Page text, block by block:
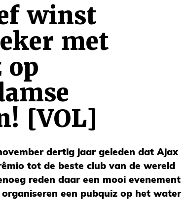
winst
met
op
[VOL]
dertig jaar geleden dat Ajax
tot de beste club van de wereld
reden daar een mooi evenement
een pubquiz op het water